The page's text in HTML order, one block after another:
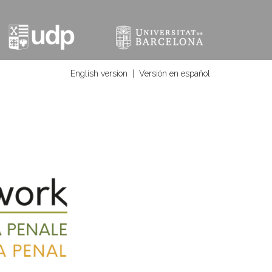
English version Versión en español